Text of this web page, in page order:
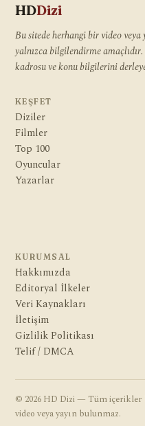
HDDizi
Bu sitede herhangi bir video
yalnızca bilgilendirme
kadrosu ve konu bilgilerini
KEŞFET
Diziler
Filmler
Top 100
Oyuncular
Yazarlar
KURUMSAL
Hakkımızda
Editoryal İlkeler
Veri Kaynakları
İletişim
Gizlilik Politikası
Telif / DMCA
© 2026 HD Dizi — Tüm içerikler
video veya yayın bulunmaz.